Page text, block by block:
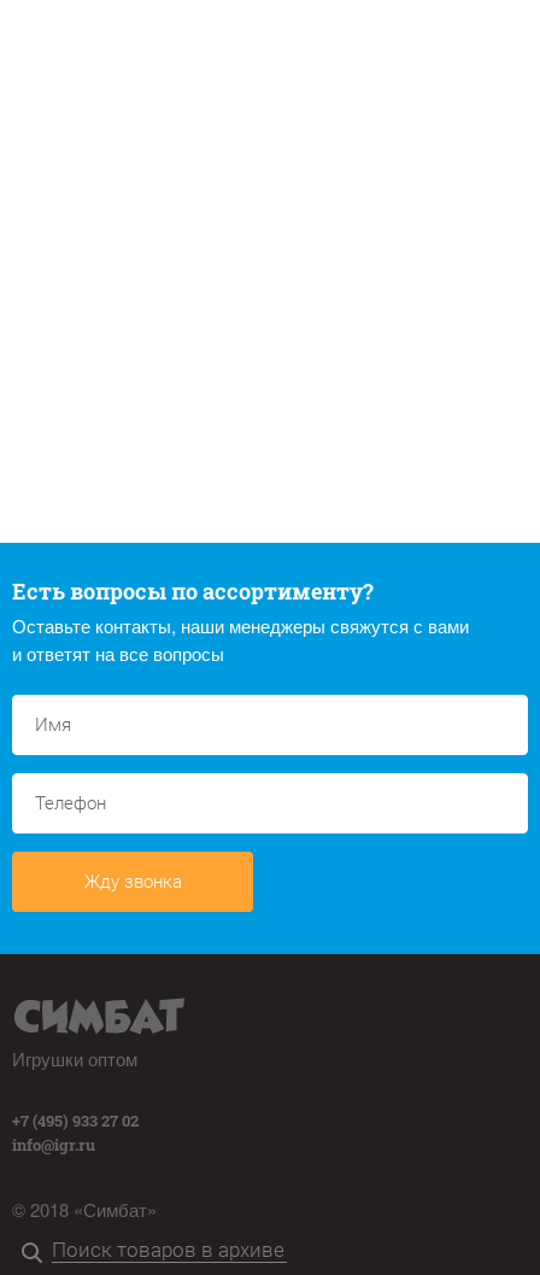
Есть вопросы по ассортименту?
Оставьте контакты, наши менеджеры свяжутся с вами
и ответят на все вопросы
Жду звонка
Игрушки оптом
+7 (495) 933 27 02
info@igr.ru
© 2018 «Симбат»